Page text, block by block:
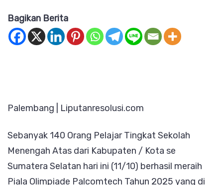
Bagikan Berita
Palembang | Liputanresolusi.com
Sebanyak 140 Orang Pelajar Tingkat Sekolah
Menengah Atas dari Kabupaten / Kota se
Sumatera Selatan hari ini (11/10) berhasil meraih
Piala Olimpiade Palcomtech Tahun 2025 yang di